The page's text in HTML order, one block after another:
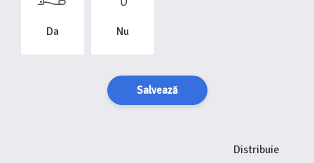
Da Nu
Salvează
Distribuie